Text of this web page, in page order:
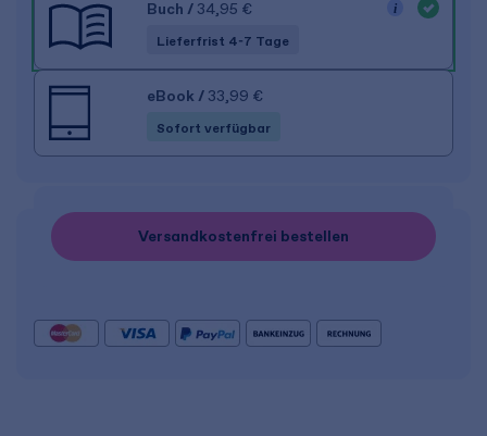
Buch / 34,95 €
Lieferfrist 4-7 Tage
eBook / 33,99 €
Sofort verfügbar
Versandkostenfrei bestellen